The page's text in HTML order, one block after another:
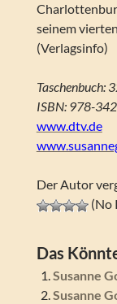
seinem
(Verlagsinfo)
Taschenbuch:
ISBN: 978-
www.dtv.de
Der Autor
(No
Das
Susanne
Susanne